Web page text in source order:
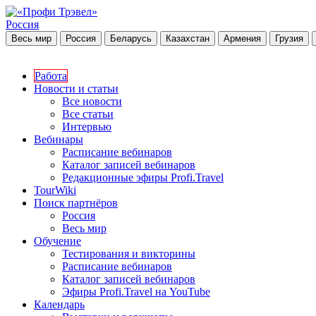
Россия
Весь мир Россия Беларусь Казахстан Армения Грузия
Работа
Новости и статьи
Все новости
Все статьи
Интервью
Вебинары
Расписание вебинаров
Каталог записей вебинаров
Редакционные эфиры Profi.Travel
TourWiki
Поиск партнёров
Россия
Весь мир
Обучение
Тестирования и викторины
Расписание вебинаров
Каталог записей вебинаров
Эфиры Profi.Travel на YouTube
Календарь